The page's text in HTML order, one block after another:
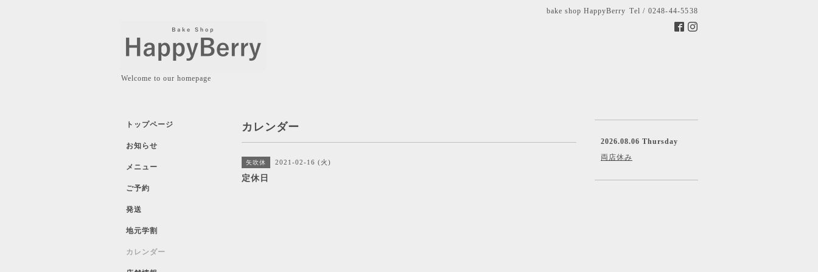
bake shop HappyBerry Tel / 0248-44-5538
Welcome to our homepage
カレンダー
矢吹休 2021-02-16 (火)
定休日
トップページ
お知らせ
メニュー
ご予約
発送
地元学割
カレンダー
2026.08.06 Thursday
両店休み